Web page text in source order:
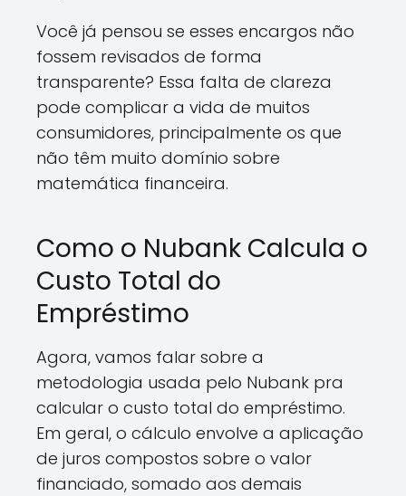
Você já pensou se esses encargos não
fossem revisados de forma
transparente? Essa falta de clareza
pode complicar a vida de muitos
consumidores, principalmente os que
não têm muito domínio sobre
matemática financeira.
Como o Nubank Calcula o
Custo Total do
Empréstimo
Agora, vamos falar sobre a
metodologia usada pelo Nubank pra
calcular o custo total do empréstimo.
Em geral, o cálculo envolve a aplicação
de juros compostos sobre o valor
financiado, somado aos demais